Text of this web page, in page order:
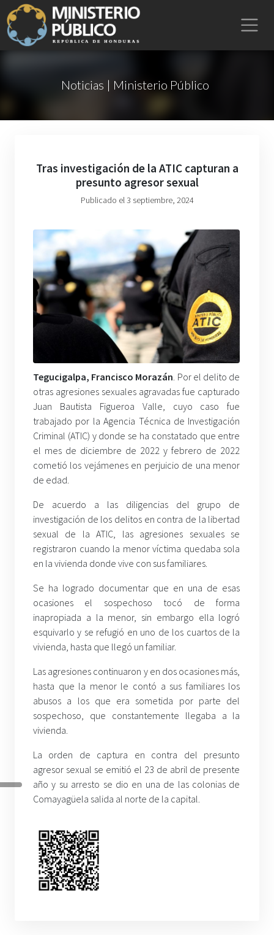
Noticias | Ministerio Público
Tras investigación de la ATIC capturan a
presunto agresor sexual
Publicado el 3 septiembre, 2024
Tegucigalpa, Francisco Morazán . Por el delito de
otras agresiones sexuales agravadas fue capturado
Juan Bautista Figueroa Valle, cuyo caso fue
trabajado por la Agencia Técnica de Investigación
Criminal (ATIC) y donde se ha constatado que entre
el mes de diciembre de 2022 y febrero de 2022
cometió los vejámenes en perjuicio de una menor
de edad.
De acuerdo a las diligencias del grupo de
investigación de los delitos en contra de la libertad
sexual de la ATIC, las agresiones sexuales se
registraron cuando la menor víctima quedaba sola
en la vivienda donde vive con sus familiares.
Se ha logrado documentar que en una de esas
ocasiones el sospechoso tocó de forma
inapropiada a la menor, sin embargo ella logró
esquivarlo y se refugió en uno de los cuartos de la
vivienda, hasta que llegó un familiar.
Las agresiones continuaron y en dos ocasiones más,
hasta que la menor le contó a sus familiares los
abusos a los que era sometida por parte del
sospechoso, que constantemente llegaba a la
vivienda.
La orden de captura en contra del presunto
agresor sexual se emitió el 23 de abril de presente
año y su arresto se dio en una de las colonias de
Comayagüela salida al norte de la capital.